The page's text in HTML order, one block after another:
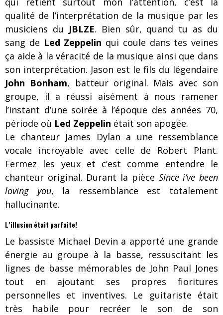
qualité de l’interprétation de la musique par les
musiciens du JBLZE. Bien sûr, quand tu as du
sang de Led Zeppelin qui coule dans tes veines
ça aide à la véracité de la musique ainsi que dans
son interprétation. Jason est le fils du légendaire
John Bonham, batteur original. Mais avec son
groupe, il a réussi aisément à nous ramener
l’instant d’une soirée à l’époque des années 70,
période où Led Zeppelin était son apogée.
Le chanteur James Dylan a une ressemblance
vocale incroyable avec celle de Robert Plant.
Fermez les yeux et c’est comme entendre le
chanteur original. Durant la pièce Since i’ve been
loving you, la ressemblance est totalement
hallucinante.
L’illusion était parfaite!
Le bassiste Michael Devin a apporté une grande
énergie au groupe à la basse, ressuscitant les
lignes de basse mémorables de John Paul Jones
tout en ajoutant ses propres fioritures
personnelles et inventives. Le guitariste était
très habile pour recréer le son de son